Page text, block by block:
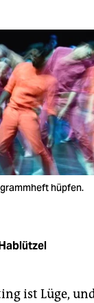
hüpfen.
ist Lüge,